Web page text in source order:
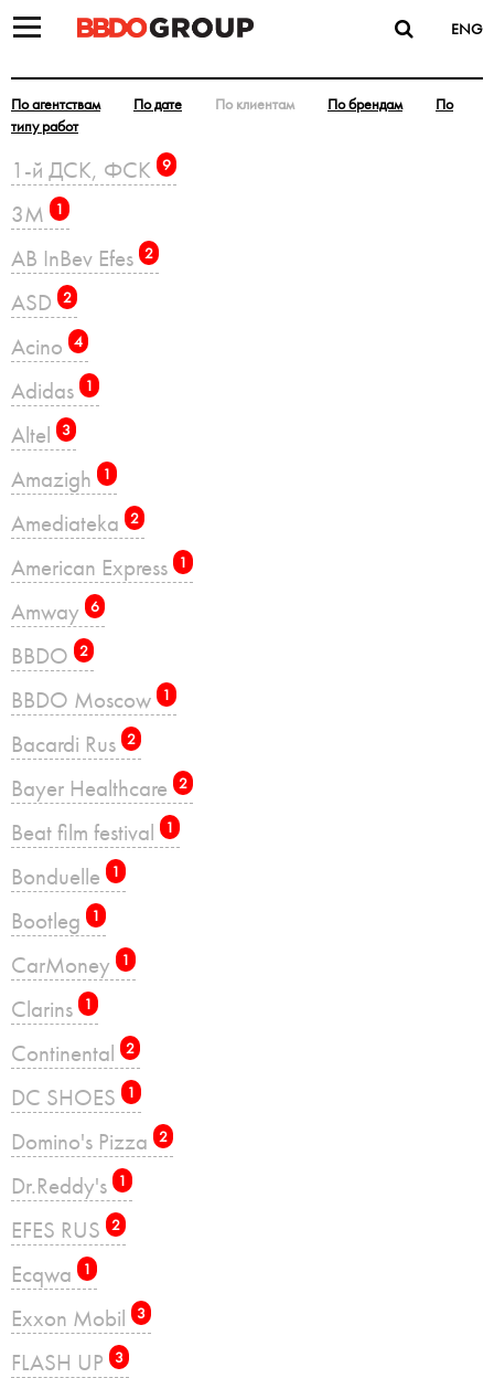
ENG
По агентствам По дате По клиентам По брендам
По
типу работ
1-й ДСК, ФСК 9
3M 1
AB InBev Efes 2
ASD 2
Acino 4
Adidas 1
Altel 3
Amazigh 1
Amediateka 2
American Express 1
Amway 6
BBDO 2
BBDO Moscow 1
Bacardi Rus 2
Bayer Healthcare 2
Beat film festival 1
Bonduelle 1
Bootleg 1
CarMoney 1
Clarins 1
Continental 2
DC SHOES 1
Domino's Pizza 2
Dr.Reddy's 1
EFES RUS 2
Ecqwa 1
Exxon Mobil 3
FLASH UP 3